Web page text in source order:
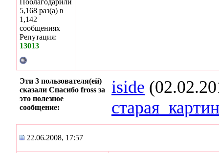
Поблагодарили
5,168 раз(а) в
1,142
сообщениях
Репутация:
13013
Эти 3 пользователя(ей)
сказали Спасибо fross за
это полезное
сообщение:
iside
22.06.2008, 17:57